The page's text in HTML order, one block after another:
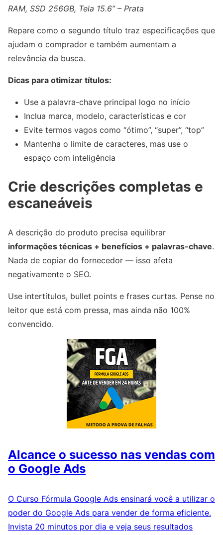
RAM, SSD 256GB, Tela 15.6” – Prata
Repare como o segundo título traz especificações que
ajudam o comprador e também aumentam a
relevância da busca.
Dicas para otimizar títulos:
Use a palavra-chave principal logo no início
Inclua marca, modelo, características e cor
Evite termos vagos como “ótimo”, “super”, “top”
Mantenha o limite de caracteres, mas use o
espaço com inteligência
Crie descrições completas e
escaneáveis
A descrição do produto precisa equilibrar
informações técnicas + benefícios + palavras-chave.
Nada de copiar do fornecedor — isso afeta
negativamente o SEO.
Use intertítulos, bullet points e frases curtas. Pense no
leitor que está com pressa, mas ainda não 100%
convencido.
Alcance o sucesso nas vendas com
o Google Ads
O Curso Fórmula Google Ads ensinará você a utilizar o
poder do Google Ads para vender de forma eficiente.
Invista 20 minutos por dia e veja seus resultados